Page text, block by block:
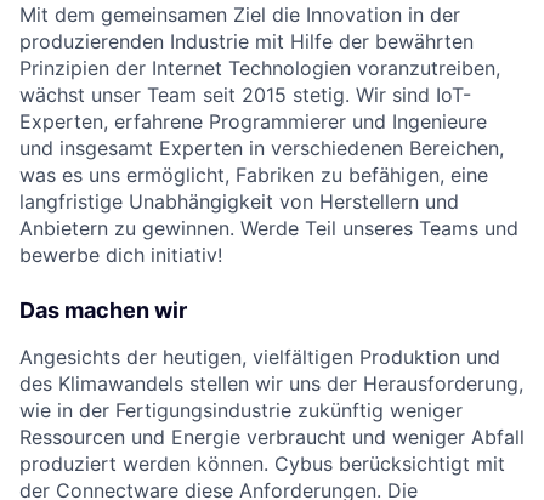
Mit dem gemeinsamen Ziel die Innovation in der
produzierenden Industrie mit Hilfe der bewährten
Prinzipien der Internet Technologien voranzutreiben,
wächst unser Team seit 2015 stetig. Wir sind IoT-
Experten, erfahrene Programmierer und Ingenieure
und insgesamt Experten in verschiedenen Bereichen,
was es uns ermöglicht, Fabriken zu befähigen, eine
langfristige Unabhängigkeit von Herstellern und
Anbietern zu gewinnen. Werde Teil unseres Teams und
bewerbe dich initiativ!
Das machen wir
Angesichts der heutigen, vielfältigen Produktion und
des Klimawandels stellen wir uns der Herausforderung,
wie in der Fertigungsindustrie zukünftig weniger
Ressourcen und Energie verbraucht und weniger Abfall
produziert werden können. Cybus berücksichtigt mit
der Connectware diese Anforderungen. Die